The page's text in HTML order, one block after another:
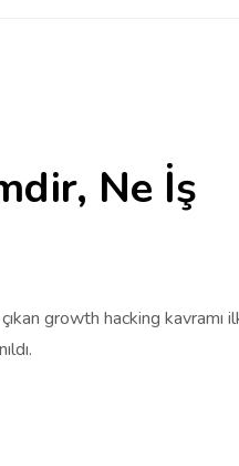
Ne İş
growth hacking kavramı